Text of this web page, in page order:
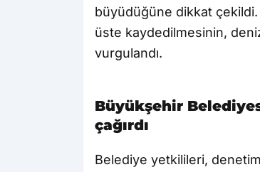
büyüdüğüne dikkat
üste kaydedilmesinin,
vurgulandı.
Büyükşehir
çağırdı
Belediye yetkilileri,